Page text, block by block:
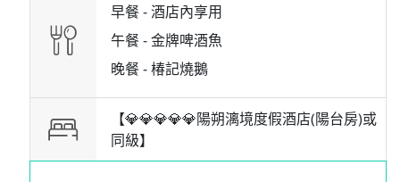
早餐 -酒店內享用
午餐 -金牌啤酒魚
晚餐 -椿記燒鵝
【💎💎💎💎💎陽朔漓境度假酒店(陽台房)或
同級】